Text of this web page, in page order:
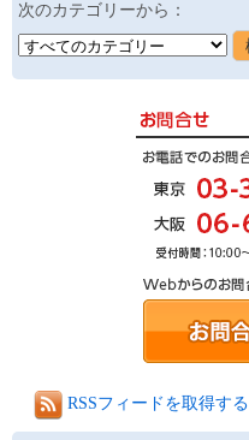
次のカテゴリーから：
RSSフィードを取得する